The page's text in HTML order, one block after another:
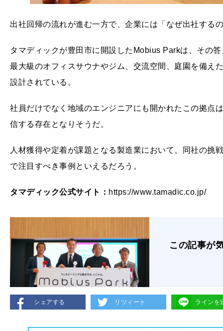
出社回帰の流れが進む一方で、企業には「なぜ出社する
タマディックが豊田市に開設したMobius Parkは、その
最大級のオフィスサウナやジム、交流空間、庭園を備え
設計されている。
社員だけでなく地域のエンジニアにも開かれたこの拠点
信する存在となりそうだ。
人材獲得や定着が課題となる製造業において、同社の挑
で注目すべき事例といえるだろう。
タマディック公式サイト： https://www.tamadic.co.jp/
この記事が
シェアする リツィート ラインを